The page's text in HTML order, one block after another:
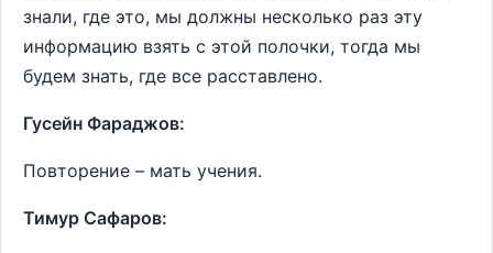
знали, где это, мы должны несколько раз эту
информацию взять с этой полочки, тогда мы
будем знать, где все расставлено.
Гусейн Фараджов:
Повторение – мать учения.
Тимур Сафаров: